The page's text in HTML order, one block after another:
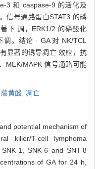
3 和 caspase-9 的活化及
信号通路蛋白STAT3 的磷
下 调，ERK1/2 的磷酸化
。结论 · GA 对 NK/TCL
显著的诱导凋亡 效应，抗
MEK/MAPK 信号通路可能
藤黄酸, 凋亡
potential mechanism of
killer/T-cell lymphoma
1, SNK-6 and SNT-8
of GA for 24 h,